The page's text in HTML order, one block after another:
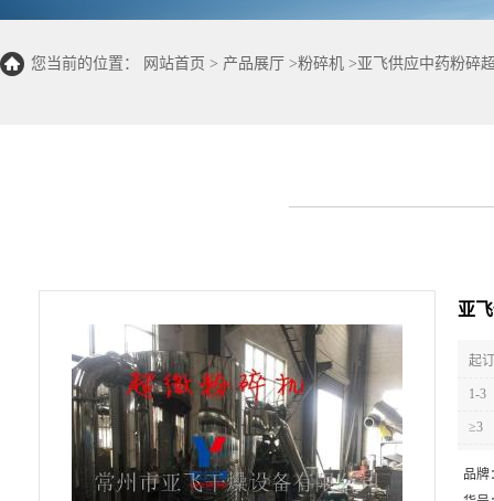
您当前的位置： 网站首页 > 产品展厅 >粉碎机 >亚飞供应中药粉碎
亚
起
1-3
≥3
品牌